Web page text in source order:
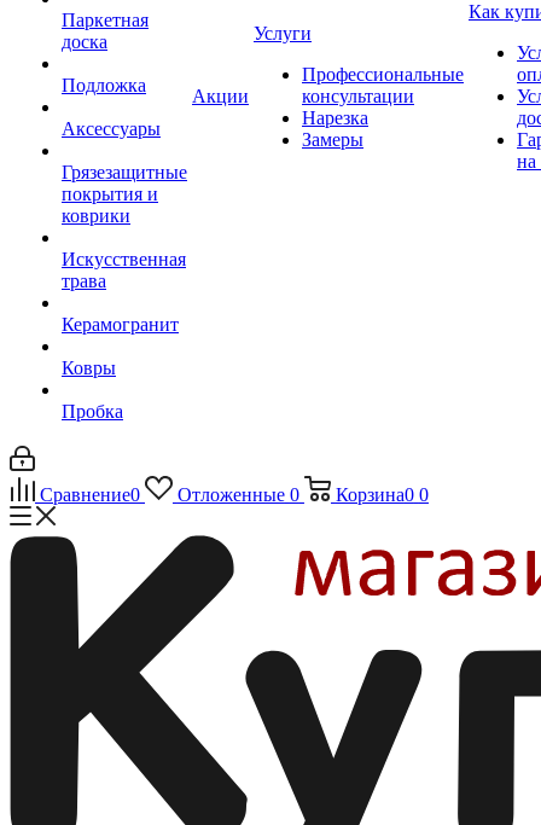
Паркетная
доска
Подложка
Аксессуары
Грязезащитные
покрытия и
коврики
Искусственная
трава
Керамогранит
Ковры
Пробка
Акции
Услуги
Профессиональные
консультации
Нарезка
Замеры
Как
на
Сравнение0 Отложенные 0 Корзина0 0